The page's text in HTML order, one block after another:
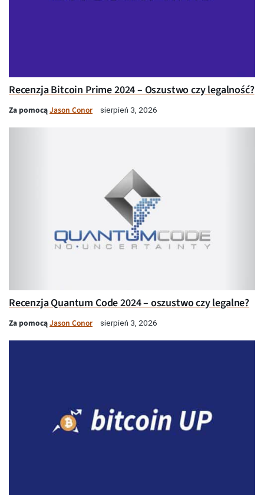
Recenzja Bitcoin Prime 2024 – Oszustwo czy legalność?
Za pomocąJason Conor sierpień 3, 2026
Recenzja Quantum Code 2024 – oszustwo czy legalne?
Za pomocąJason Conor sierpień 3, 2026